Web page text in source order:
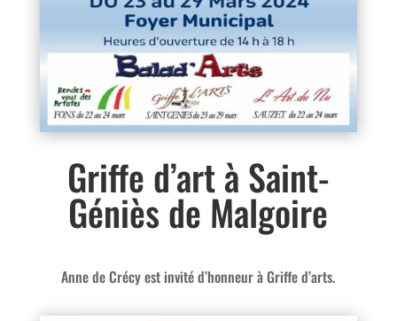
Griffe d’art à Saint-
Géniès de Malgoire
Anne de Crécy est invité d’honneur à Griffe d’arts.